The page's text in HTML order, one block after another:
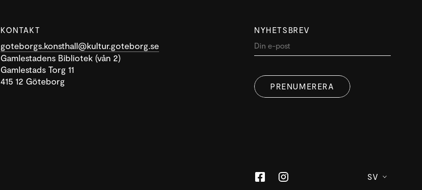
KONTAKT
goteborgs.konsthall@kultur.goteborg.se
Gamlestadens Bibliotek (vån 2)
Gamlestads Torg 11
415 12 Göteborg
NYHETSBREV
PRENUMERERA
SV